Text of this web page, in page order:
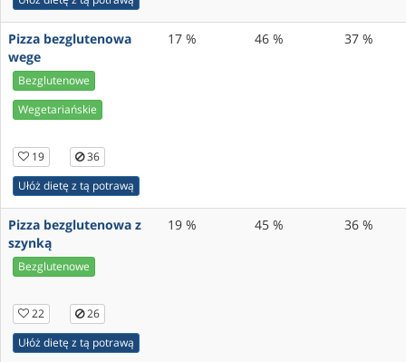
Pizza bezglutenowa
wege
Bezglutenowe
Wegetariańskie
19
36
Ułóż dietę z tą potrawą
17 % 46 % 37 %
Pizza bezglutenowa z
szynką
Bezglutenowe
22
26
Ułóż dietę z tą potrawą
19 % 45 % 36 %